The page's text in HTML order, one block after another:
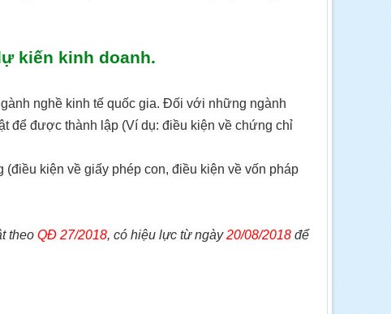
kiến kinh doanh.
nghề kinh tế quốc gia. Đối với những ngành
để được thành lập (Ví dụ: điều kiện về chứng chỉ
kiện về giấy phép con, điều kiện về vốn pháp
theo QĐ 27/2018, có hiệu lực từ ngày20/08/2018để